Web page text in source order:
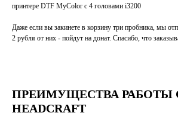
принтере DTF MyColor c 4 головами i3200
Даже если вы закинете в корзину три пробника, мы
2 рубля от них - пойдут на донат. Спасибо, что
ПРЕИМУЩЕСТВА РАБОТЫ
HEADCRAFT